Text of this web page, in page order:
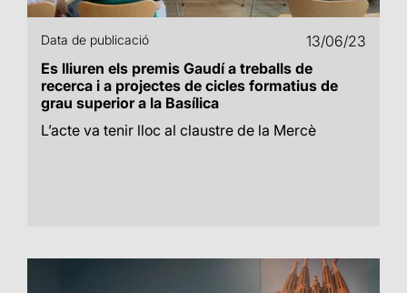
Data de publicació
13/06/23
Es lliuren els premis Gaudí a treballs de
recerca i a projectes de cicles formatius de
grau superior a la Basílica
L’acte va tenir lloc al claustre de la Mercè